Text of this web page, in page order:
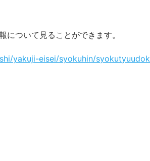
ついて見ることができます。
yakuji-eisei/syokuhin/